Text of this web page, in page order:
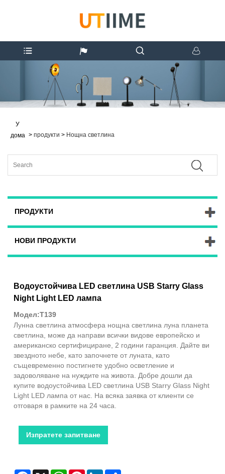
У
дома > продукти > Нощна светлина
ПРОДУКТИ
НОВИ ПРОДУКТИ
Водоустойчива LED светлина USB Starry Glass
Night Light LED лампа
Модел:T139
Лунна светлина атмосфера нощна светлина луна планета
светлина, може да направи всички видове европейско и
американско сертифициране, 2 години гаранция. Дайте ви
звездното небе, като започнете от луната, като
същевременно постигнете удобно осветление и
задоволяване на нуждите на живота. Добре дошли да
купите водоустойчива LED светлина USB Starry Glass Night
Light LED лампа от нас. На всяка заявка от клиенти се
отговаря в рамките на 24 часа.
Изпратете запитване